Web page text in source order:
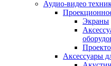
Аудио-видео
Экраны
Аксессуары